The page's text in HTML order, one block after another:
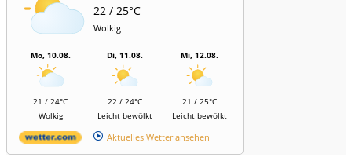
22 / 25°C
Wolkig
Mo, 10.08.
21 / 24°C
Wolkig
Di, 11.08.
22 / 24°C
Leicht bewölkt
Mi, 12.08.
21 / 25°C
Leicht bewölkt
Aktuelles Wetter ansehen